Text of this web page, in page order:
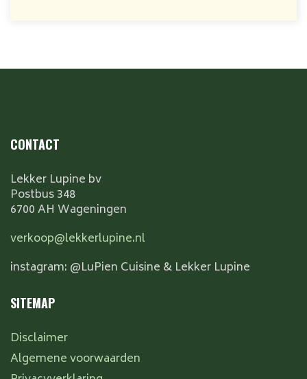
CONTACT
Lekker Lupine bv
Postbus 348
6700 AH Wageningen
verkoop@lekkerlupine.nl
instagram: @LuPien Cuisine & Lekker Lupine
SITEMAP
Disclaimer
Algemene voorwaarden